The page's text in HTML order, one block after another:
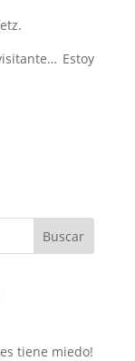
Estoy
Buscar
tiene miedo!